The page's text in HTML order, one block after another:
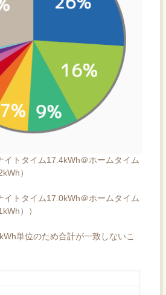
トタイム17.4kWh＠ホームタイム
）
トタイム17.0kWh＠ホームタイム
））
単位のため合計が一致しないこ